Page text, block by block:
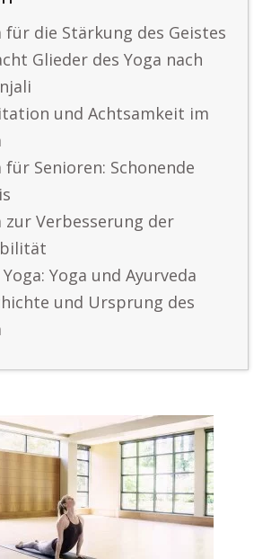
für die Stärkung des Geistes
Glieder des Yoga nach
und Achtsamkeit im
für Senioren: Schonende
zur Verbesserung der
Yoga und Ayurveda
und Ursprung des